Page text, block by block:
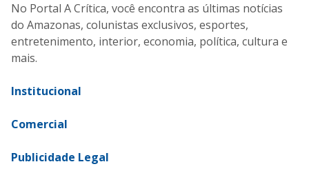
No Portal A Crítica, você encontra as últimas notícias
do Amazonas, colunistas exclusivos, esportes,
entretenimento, interior, economia, política, cultura e
mais.
Institucional
Comercial
Publicidade Legal